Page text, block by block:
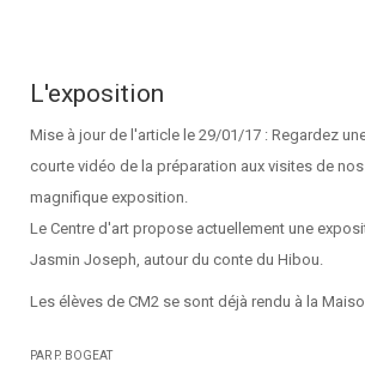
L'exposition
Mise à jour de l'article le 29/01/17 : Regardez
courte vidéo de la préparation aux visites de
magnifique exposition.
Le Centre d'art propose actuellement une
Jasmin Joseph, autour du conte du Hibou.
Les élèves de CM2 se sont déjà rendu à la
PAR P. BOGEAT